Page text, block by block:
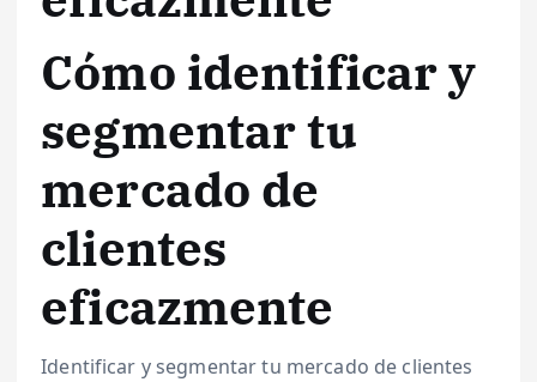
Cómo identificar y
segmentar tu
mercado de
clientes
eficazmente
Identificar y segmentar tu mercado de clientes